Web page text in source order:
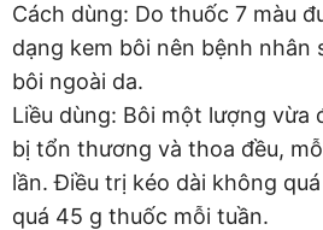
Cách dùng: Do thuốc 7 màu
dạng kem bôi nên bệnh nhân
bôi ngoài da.
Liều dùng: Bôi một lượng vừa
bị tổn thương và thoa đều,
lần. Điều trị kéo dài không
quá 45 g thuốc mỗi tuần.